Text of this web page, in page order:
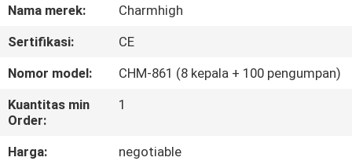
KAMI
TUR
PABRIK
Nama merek:
Charmhigh
Sertifikasi:
CE
Nomor model:
CHM-861 (8 kepala + 100 pengumpan)
Kuantitas min
Order:
1
Harga:
negotiable